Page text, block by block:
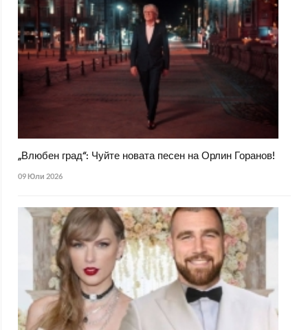
„Влюбен град“: Чуйте новата песен на Орлин Горанов!
09 Юли 2026